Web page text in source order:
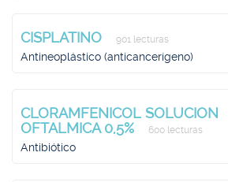
CISPLATINO 901 lecturas
Antineoplástico (anticancerígeno)
CLORAMFENICOL SOLUCION
OFTALMICA 0,5%
600 lecturas
Antibiótico